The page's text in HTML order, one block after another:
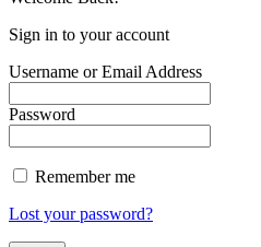
Sign in to your account
Username or Email Address
Password
Remember me
Lost your password?